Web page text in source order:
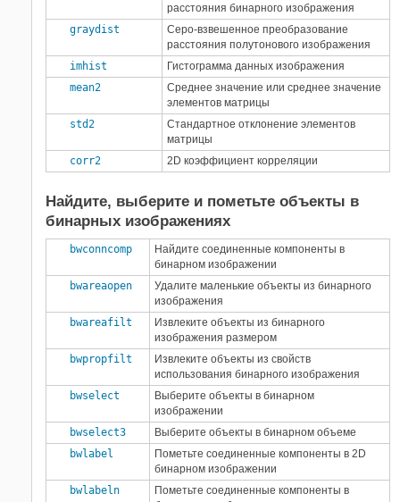
расстояния бинарного изображения
graydist
Серо-взвешенное преобразование
расстояния полутонового изображения
imhist
Гистограмма данных изображения
mean2
Среднее значение или среднее значение
элементов матрицы
std2
Стандартное отклонение элементов
матрицы
corr2
2D коэффициент корреляции
Найдите, выберите и пометьте объекты в
бинарных изображениях
bwconncomp
Найдите соединенные компоненты в
бинарном изображении
bwareaopen
Удалите маленькие объекты из бинарного
изображения
bwareafilt
Извлеките объекты из бинарного
изображения размером
bwpropfilt
Извлеките объекты из свойств
использования бинарного изображения
bwselect
Выберите объекты в бинарном
изображении
bwselect3
Выберите объекты в бинарном объеме
bwlabel
Пометьте соединенные компоненты в 2D
бинарном изображении
bwlabeln
Пометьте соединенные компоненты в